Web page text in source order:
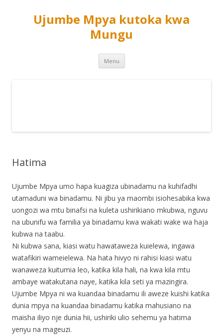
Ujumbe Mpya kutoka kwa
Mungu
Menu Skip
content
Hatima
Ujumbe Mpya umo hapa kuagiza ubinadamu na kuhifadhi
utamaduni wa binadamu. Ni jibu ya maombi isiohesabika kwa
uongozi wa mtu binafsi na kuleta ushirikiano mkubwa, nguvu
na ubunifu wa familia ya binadamu kwa wakati wake wa haja
kubwa na taabu.
Ni kubwa sana, kiasi watu hawataweza kuielewa, ingawa
watafikiri wameielewa. Na hata hivyo ni rahisi kiasi watu
wanaweza kuitumia leo, katika kila hali, na kwa kila mtu
ambaye watakutana naye, katika kila seti ya mazingira.
Ujumbe Mpya ni wa kuandaa binadamu ili aweze kuishi katika
dunia mpya na kuandaa binadamu katika mahusiano na
maisha iliyo nje dunia hii, ushiriki ulio sehemu ya hatima
yenyu na mageuzi.